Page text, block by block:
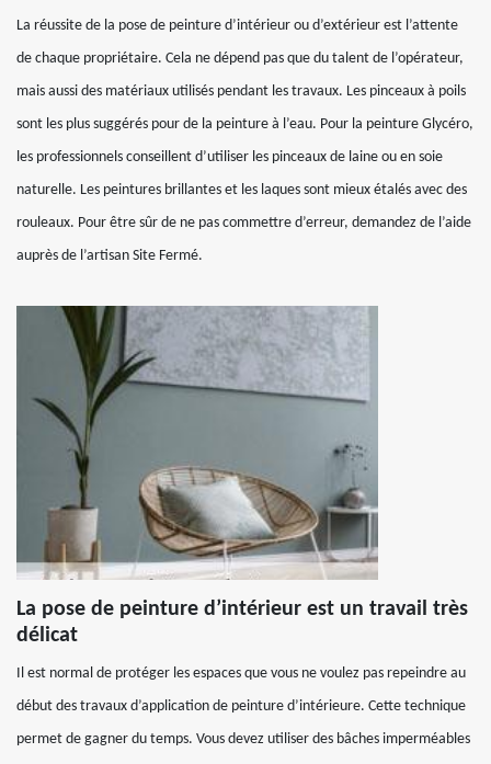
La réussite de la pose de peinture d’intérieur ou d’extérieur est l’attente
de chaque propriétaire. Cela ne dépend pas que du talent de l’opérateur,
mais aussi des matériaux utilisés pendant les travaux. Les pinceaux à poils
sont les plus suggérés pour de la peinture à l’eau. Pour la peinture Glycéro,
les professionnels conseillent d’utiliser les pinceaux de laine ou en soie
naturelle. Les peintures brillantes et les laques sont mieux étalés avec des
rouleaux. Pour être sûr de ne pas commettre d’erreur, demandez de l’aide
auprès de l’artisan Site Fermé.
La pose de peinture d’intérieur est un travail très
délicat
Il est normal de protéger les espaces que vous ne voulez pas repeindre au
début des travaux d’application de peinture d’intérieure. Cette technique
permet de gagner du temps. Vous devez utiliser des bâches imperméables